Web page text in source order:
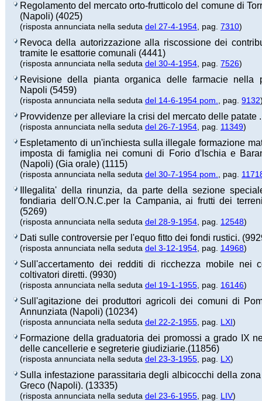
Regolamento del mercato orto-frutticolo del comune di
(Napoli) (4025)
(risposta annunciata nella seduta del 27-4-1954 , pag. 7310)
Revoca della autorizzazione alla riscossione dei
tramite le esattorie comunali (4441)
(risposta annunciata nella seduta del 30-4-1954 , pag. 7526)
Revisione della pianta organica delle farmacie nella
Napoli (5459)
(risposta annunciata nella seduta del 14-6-1954 pom. , pag. 9132
Provvidenze per alleviare la crisi del mercato delle patate
(risposta annunciata nella seduta del 26-7-1954 , pag. 11349)
Espletamento di un'inchiesta sulla illegale formazione
imposta di famiglia nei comuni di Forio d'Ischia e
(Napoli) (Gia orale) (1115)
(risposta annunciata nella seduta del 30-7-1954 pom. , pag.
Illegalita' della rinunzia, da parte della sezione
fondiaria dell'O.N.C.per la Campania, ai frutti dei
(5269)
(risposta annunciata nella seduta del 28-9-1954 , pag. 12548)
Dati sulle controversie per l'equo fitto dei fondi rustici.
(risposta annunciata nella seduta del 3-12-1954 , pag. 14968)
Sull'accertamento dei redditi di ricchezza mobile nei
coltivatori diretti. (9930)
(risposta annunciata nella seduta del 19-1-1955 , pag. 16146)
Sull'agitazione dei produttori agricoli dei comuni di
Annunziata (Napoli) (10234)
(risposta annunciata nella seduta del 22-2-1955 , pag. LXI)
Formazione della graduatoria dei promossi a grado IX
delle cancellerie e segreterie giudiziarie.(11856)
(risposta annunciata nella seduta del 23-3-1955 , pag. LX)
Sulla infestazione parassitaria degli albicocchi della
Greco (Napoli). (13335)
(risposta annunciata nella seduta del 23-6-1955 , pag. LIV)